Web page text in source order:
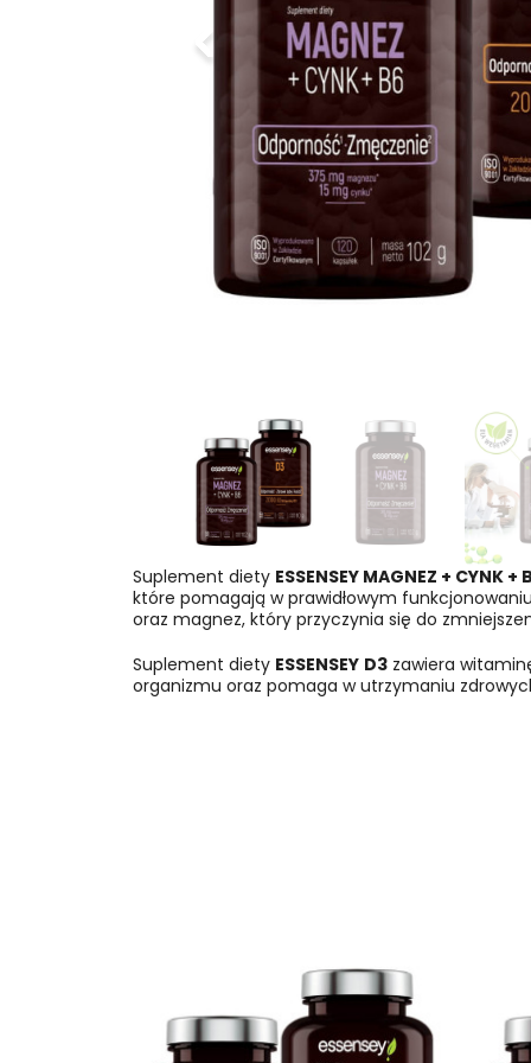
Poprzedni
Suplement diety ESSENSEY MAGNEZ + CYNK +
które pomagają w prawidłowym
oraz magnez, który przyczynia się do
Suplement diety ESSENSEY D3 zawiera
organizmu oraz pomaga w utrzymaniu